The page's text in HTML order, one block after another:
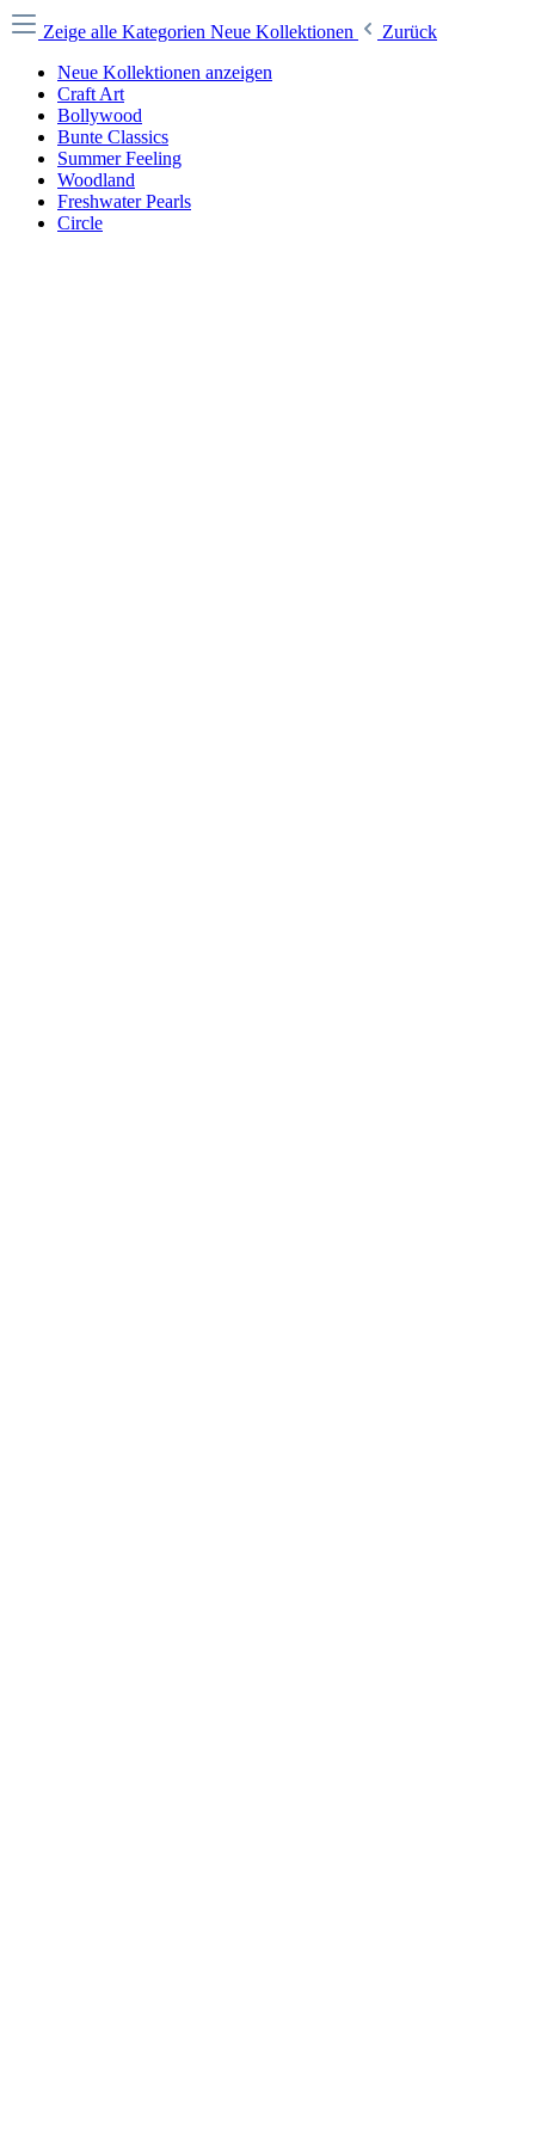
Zeige alle Kategorien Neue Kollektionen
Zurück
Neue Kollektionen anzeigen
Craft Art
Bollywood
Bunte Classics
Summer Feeling
Woodland
Freshwater Pearls
Circle